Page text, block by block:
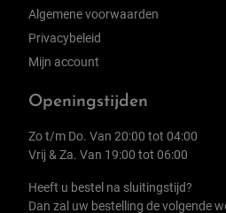
Algemene voorwaarden
Privacybeleid
Mijn account
Openingstijden
Zo t/m Do. Van 20:00 tot 04:00
Vrij & Za. Van 19:00 tot 06:00
Heeft u bestel na sluitingstijd?
Dan zal uw bestelling de volgende